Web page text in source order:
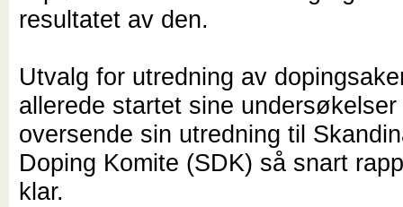
resultatet av den.
Utvalg for utredning av
allerede startet sine
oversende sin utredning til
Doping Komite (SDK) så snart
klar.